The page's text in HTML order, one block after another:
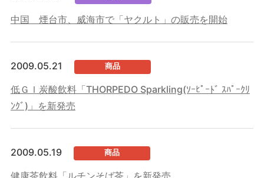
中国 煙台市、威海市で「ヤクルト」の販売を開始
2009.05.21 商品
低ＧＩ炭酸飲料「THORPEDO Sparkling(ｿｰﾋﾟｰﾄﾞ ｽﾊﾟｰｸﾘ
ﾝｸﾞ)」を新発売
2009.05.19 商品